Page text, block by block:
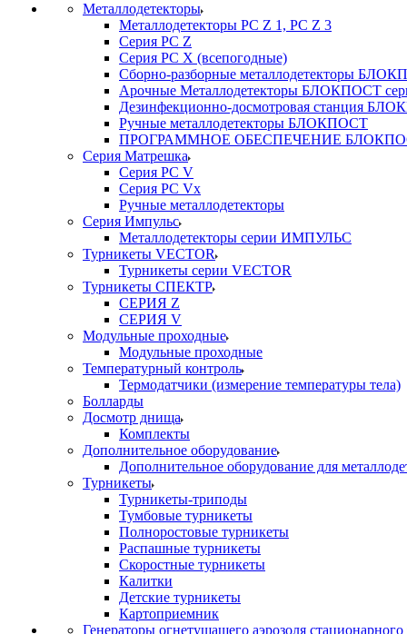
Металлодетекторы
Металлодетекторы РС Z 1, PC Z 3
Серия РС Z
Серия РС X (всепогодные)
Сборно-разборные металлодетекторы
Арочные Металлодетекторы БЛОКПОСТ
Дезинфекционно-досмотровая станция
Ручные металлодетекторы БЛОКПОСТ
ПРОГРАММНОЕ ОБЕСПЕЧЕНИЕ
Серия Матрешка
Серия PC V
Серия PC Vx
Ручные металлодетекторы
Серия Импульс
Металлодетекторы серии ИМПУЛЬС
Турникеты VECTOR
Турникеты серии VECTOR
Турникеты СПЕКТР
СЕРИЯ Z
СЕРИЯ V
Модульные проходные
Модульные проходные
Температурный контроль
Термодатчики (измерение температуры тела)
Болларды
Досмотр днища
Комплекты
Дополнительное оборудование
Дополнительное оборудование для
Турникеты
Турникеты-триподы
Тумбовые турникеты
Полноростовые турникеты
Распашные турникеты
Скоростные турникеты
Калитки
Детские турникеты
Картоприемник
Генераторы огнетушащего аэрозоля стационарного